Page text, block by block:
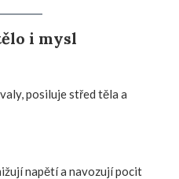
i mysl
posiluje střed těla a
napětí a navozují pocit